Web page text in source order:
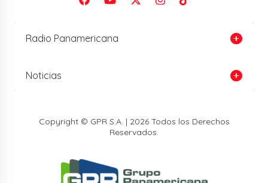
Radio Panamericana
Noticias
Copyright © GPR S.A. | 2026 Todos los Derechos
Reservados.